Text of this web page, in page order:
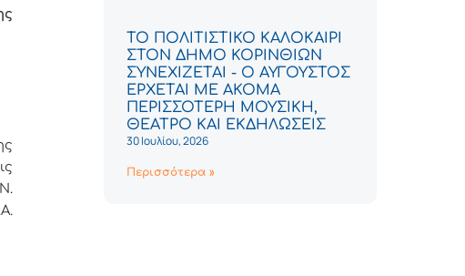
ΤΟ ΠΟΛΙΤΙΣΤΙΚΟ ΚΑΛΟΚΑΙΡΙ
ΣΤΟΝ ΔΗΜΟ ΚΟΡΙΝΘΙΩΝ
ΣΥΝΕΧΙΖΕΤΑΙ - Ο ΑΥΓΟΥΣΤΟΣ
ΕΡΧΕΤΑΙ ΜΕ ΑΚΟΜΑ
ΠΕΡΙΣΣΟΤΕΡΗ ΜΟΥΣΙΚΗ,
ΘΕΑΤΡΟ ΚΑΙ ΕΚΔΗΛΩΣΕΙΣ
30 Ιουλίου, 2026
Περισσότερα »